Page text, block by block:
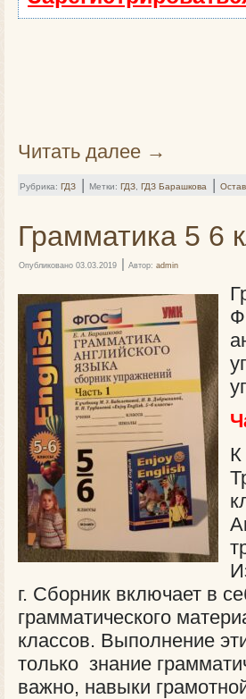
Читать далее →
Рубрика: ГДЗ | Метки: ГДЗ ГДЗ Барашкова |
Грамматика 5 6
Опубликовано 03.03.2019 | Автор: admin
К
г. Сборник включает в
грамматического
классов. Выполнение
только знание
важно, навыки